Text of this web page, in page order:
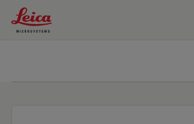
Leica Microsystems Logo